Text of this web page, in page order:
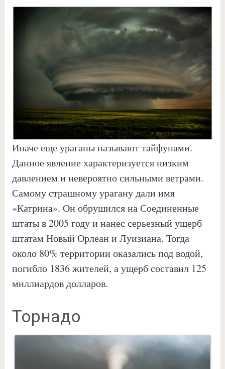
Иначе еще ураганы называют тайфунами.
Данное явление характеризуется низким
давлением и невероятно сильными ветрами.
Самому страшному урагану дали имя
«Катрина». Он обрушился на Соединенные
штаты в 2005 году и нанес серьезный ущерб
штатам Новый Орлеан и Луизиана. Тогда
около 80% территории оказались под водой,
погибло 1836 жителей, а ущерб составил 125
миллиардов долларов.
Торнадо